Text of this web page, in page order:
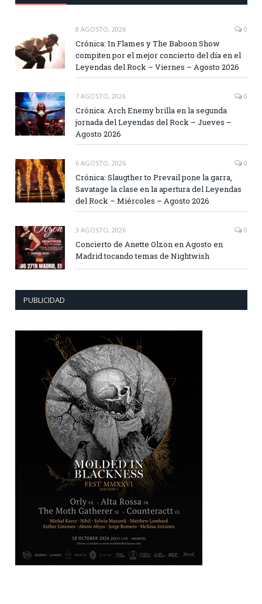
8 AGOSTO, 2026 0
Crónica: In Flames y The Baboon Show
compiten por el mejor concierto del día en el
Leyendas del Rock – Viernes – Agosto 2026
7 AGOSTO, 2026 0
Crónica: Arch Enemy brilla en la segunda
jornada del Leyendas del Rock – Jueves –
Agosto 2026
6 AGOSTO, 2026 0
Crónica: Slaugther to Prevail pone la garra,
Savatage la clase en la apertura del Leyendas
del Rock – Miércoles – Agosto 2026
3 AGOSTO, 2026 0
Concierto de Anette Olzon en Agosto en
Madrid tocando temas de Nightwish
PUBLICIDAD